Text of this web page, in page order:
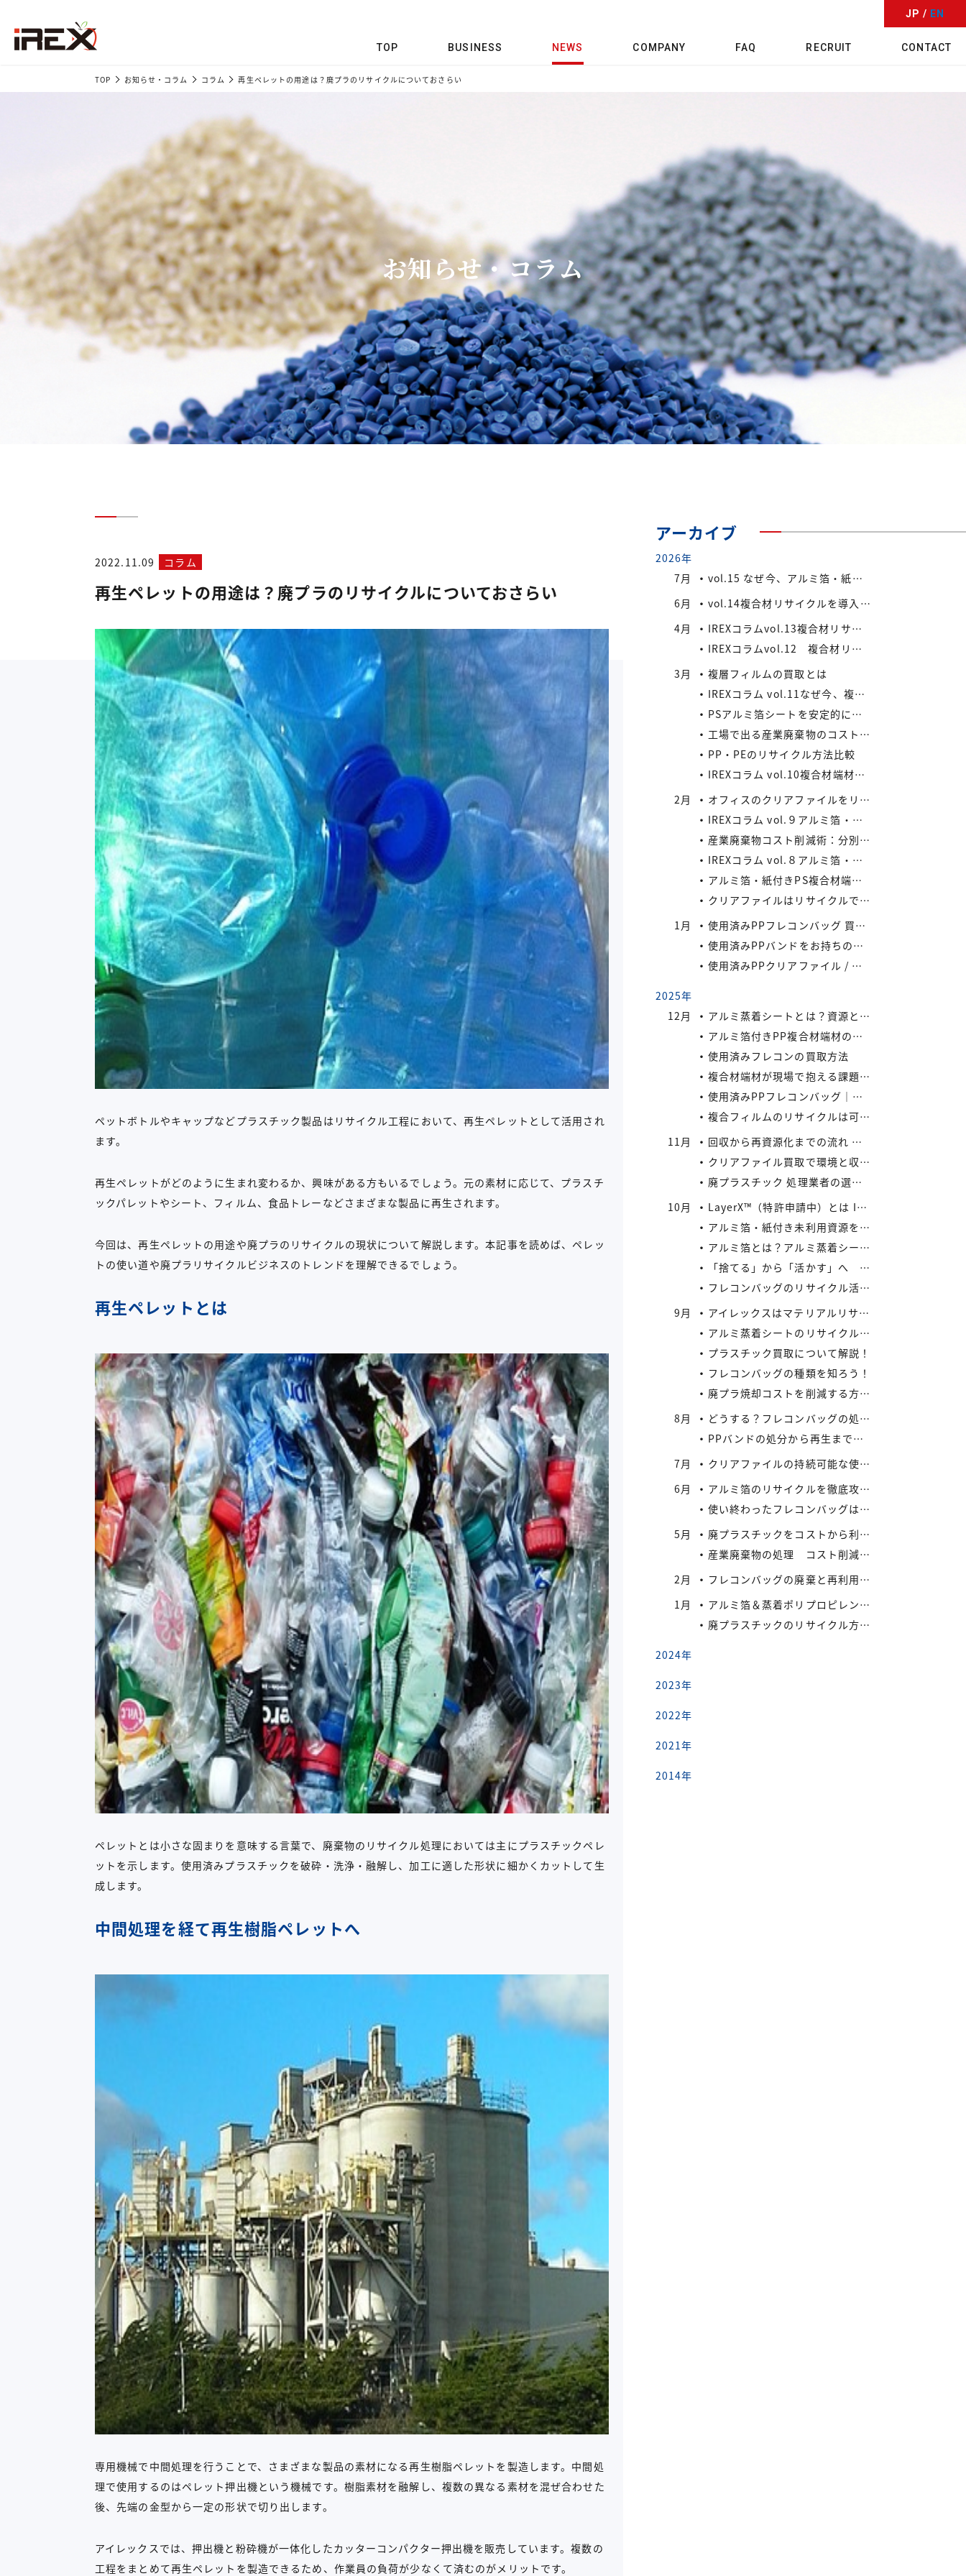
TOP BUSINESS NEWS COMPANY FAQ RECRUIT CONTACT
JP / EN
TOP お知らせ・コラム コラム 再生ペレットの用途は？廃プラのリサイクルについておさらい
お知らせ・コラム
2022.11.09 コラム
再生ペレットの用途は？廃プラのリサイクルについておさらい
ペットボトルやキャップなどプラスチック製品はリサイクル工程において、再生ペレットとして活用され
ます。
再生ペレットがどのように生まれ変わるか、興味がある方もいるでしょう。元の素材に応じて、プラスチ
ックパレットやシート、フィルム、食品トレーなどさまざまな製品に再生されます。
今回は、再生ペレットの用途や廃プラのリサイクルの現状について解説します。本記事を読めば、ペレッ
トの使い道や廃プラリサイクルビジネスのトレンドを理解できるでしょう。
再生ペレットとは
ペレットとは小さな固まりを意味する言葉で、廃棄物のリサイクル処理においては主にプラスチックペレ
ットを示します。使用済みプラスチックを破砕・洗浄・融解し、加工に適した形状に細かくカットして生
成します。
中間処理を経て再生樹脂ペレットへ
専用機械で中間処理を行うことで、さまざまな製品の素材になる再生樹脂ペレットを製造します。中間処
理で使用するのはペレット押出機という機械です。樹脂素材を融解し、複数の異なる素材を混ぜ合わせた
後、先端の金型から一定の形状で切り出します。
アイレックスでは、押出機と粉砕機が一体化したカッターコンパクター押出機を販売しています。複数の
工程をまとめて再生ペレットを製造できるため、作業員の負荷が少なくて済むのがメリットです。
アーカイブ
2026年
7月
vol.15 なぜ今、アルミ箔・紙付きPS/PP複合材端材が注目されているのか
6月
vol.14複合材リサイクルを導入する際の検討ポイント
4月
IREXコラムvol.13複合材リサイクルにおける課題と今後の展望
IREXコラムvol.12 複合材リサイクルの将来性と市場拡大の可能性
3月
複層フィルムの買取とは
IREXコラム vol.11なぜ今、複合材リサイクルが注目されているのか
PSアルミ箔シートを安定的に処理したい業者様、当社が買い取ります！
工場で出る産業廃棄物のコスト削減法
PP・PEのリサイクル方法比較
IREXコラム vol.10複合材端材の安定供給がメーカーにもたらすメリット
2月
オフィスのクリアファイルをリサイクルしよう：コストと環境負荷を同時に減らす方法
IREXコラム vol.９アルミ箔・紙付きPS/PP複合材端材の回収スキームと全国対応体制
産業廃棄物コスト削減術：分別・リサイクル・資源化の徹底活用
IREXコラム vol.８アルミ箔・紙付きPS/PP複合材端材をより高く評価するために現場でできること
アルミ箔・紙付きPS複合材端材の評価ポイントIREXコラム vol.7
クリアファイルはリサイクルできる？
1月
使用済みPPフレコンバッグ 買取の流れと注意点
使用済みPPバンドをお持ちの業者様へ｜リサイクル・買取対応中
使用済みPPクリアファイル / 印刷等のある使用済みPPクリアファイルの再資源化とリサイクル方法
2025年
12月
アルミ蒸着シートとは？資源として有効活用しよう
アルミ箔付きPP複合材端材の保管・回収における実務上のポイントIREXコラム vol.6
使用済みフレコンの買取方法
複合材端材が現場で抱える課題IREXコラム vol.5
使用済みPPフレコンバッグ｜再利用でコスト削減と環境負荷軽減を実現
複合フィルムのリサイクルは可能か？
11月
回収から再資源化までの流れ ― アイレックスの一貫処理体制 IREXコラム vol.4
クリアファイル買取で環境と収益を同時にサポート！
廃プラスチック 処理業者の選び方
10月
LayerX™（特許申請中）とは IREXコラム vol.3
アルミ箔・紙付き未利用資源をどう活かすか? IREXコラム vol.2
アルミ箔とは？アルミ蒸着シートとの違いとリサイクルの取り組み
「捨てる」から「活かす」へ IREXコラム vol.1
フレコンバッグのリサイクル活用術：廃棄コストを減らす具体策とは
9月
アイレックスはマテリアルリサイクルの新たなビジネスに着手
アルミ蒸着シートのリサイクル方法と流れ
プラスチック買取について解説！
フレコンバッグの種類を知ろう！
廃プラ焼却コストを削減する方法：リサイクルとの比較で見えてくる最適解
8月
どうする？フレコンバッグの処分 vol.2 – 買取がエコにつながる
PPバンドの処分から再生まで：企業が実践できるコスト効率の高い手法
7月
クリアファイルの持続可能な使い方とリサイクル
6月
アルミ箔のリサイクルを徹底攻略：複合材でも再資源化できる最新手法とアイレックス株式会社の取り組み
使い終わったフレコンバッグは資産になる？買取サービスを活用したリサイクル戦略
5月
廃プラスチックをコストから利益へ：買取価格の仕組みと高値で売るコツ
産業廃棄物の処理 コスト削減と法令順守のポイント
2月
フレコンバッグの廃棄と再利用に関する法規制
1月
アルミ箔＆蒸着ポリプロピレンシート 高価買取実施中
廃プラスチックのリサイクル方法と再利用の流れ
2024年
2023年
2022年
2021年
2014年